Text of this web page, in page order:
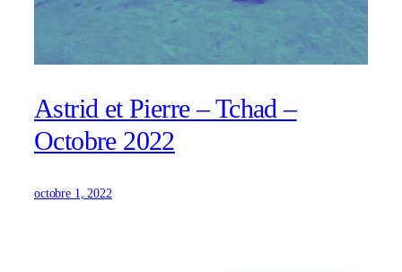
Astrid et Pierre – Tchad –
Octobre 2022
octobre 1, 2022